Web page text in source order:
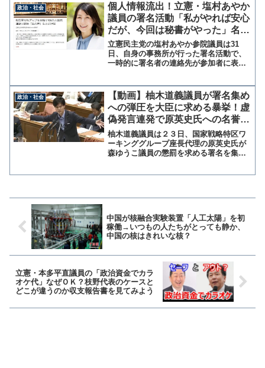
ューに答えたもので、記事は会員向けで
あるため詳細をここには書...
政治・社会
個人情報流出！立憲・塩村あやか
議員の署名活動「私がやれば安心
だが、今回は秘書がやった」名簿
が選挙に利用されるとの指摘も
立憲民主党の塩村あやか参院議員は31
日、自身の事務所が行った署名活動で、
一時的に署名者の連絡先が参加者に表示
開始直後の短時間ではありますが、署名
頂いた方の間で連絡先が見...
政治・社会
【動画】柚木道義議員が署名集め
への弾圧を大臣に求める暴挙！虚
偽発言連発で原英史氏への名誉棄
損を繰り返す
柚木道義議員は２３日、国家戦略特区ワ
ーキンググループ座長代理の原英史氏が
森ゆうこ議員の懲罰を求める署名を集め
中国が核融合実験装置「人工太陽」を初
稼働→いつもの人たちがとっても静か、
中国の核はきれいな核？
立憲・本多平直議員の「政治資金でカラ
オケ代」なぜＯＫ？枝野代表のケースと
どこが違うのか収支報告書を見てみよう